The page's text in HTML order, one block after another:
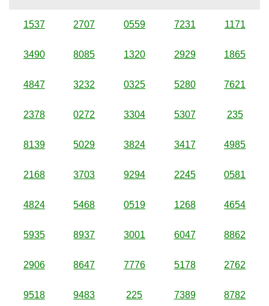
1537 2707 0559 7231 1171
3490 8085 1320 2929 1865
4847 3232 0325 5280 7621
2378 0272 3304 5307 235
8139 5029 3824 3417 4985
2168 3703 9294 2245 0581
4824 5468 0519 1268 4654
5935 8937 3001 6047 8862
2906 8647 7776 5178 2762
9518 9483 225 7389 8782